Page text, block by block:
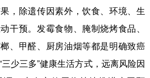
，除遗传因素外，饮食、环境、生
干预。发霉食物、腌制烧烤食品、
、甲醛、厨房油烟等都是明确致癌
少三多”健康生活方式，远离风险因